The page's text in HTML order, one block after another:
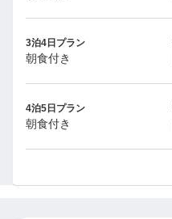
3泊4日プラン
朝食付き
4泊5日プラン
朝食付き